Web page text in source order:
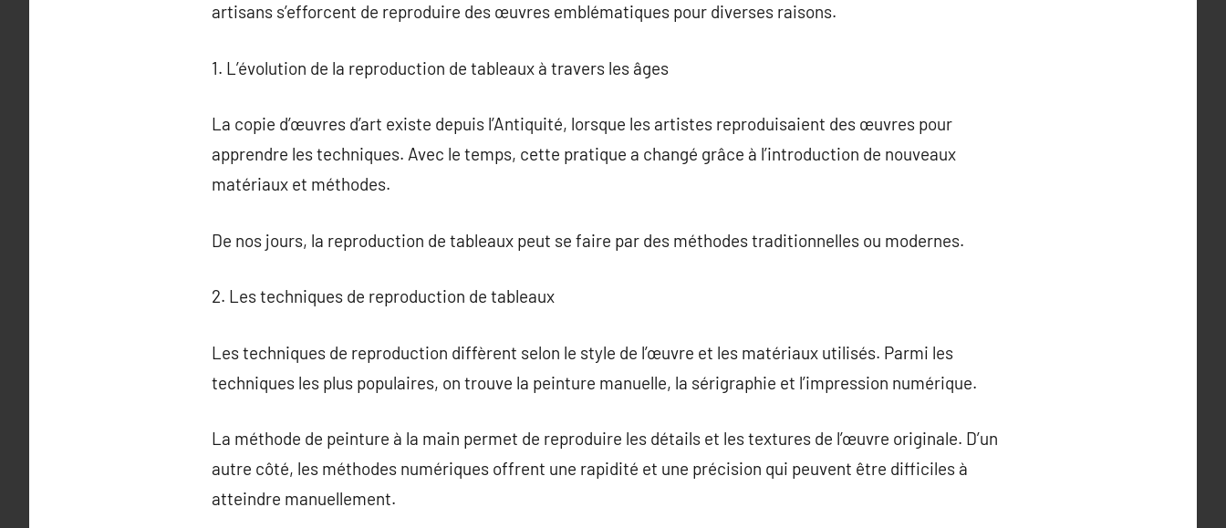
artisans s’efforcent de reproduire des œuvres emblématiques pour diverses raisons.
1. L’évolution de la reproduction de tableaux à travers les âges
La copie d’œuvres d’art existe depuis l’Antiquité, lorsque les artistes reproduisaient des œuvres pour
apprendre les techniques. Avec le temps, cette pratique a changé grâce à l’introduction de nouveaux
matériaux et méthodes.
De nos jours, la reproduction de tableaux peut se faire par des méthodes traditionnelles ou modernes.
2. Les techniques de reproduction de tableaux
Les techniques de reproduction diffèrent selon le style de l’œuvre et les matériaux utilisés. Parmi les
techniques les plus populaires, on trouve la peinture manuelle, la sérigraphie et l’impression numérique.
La méthode de peinture à la main permet de reproduire les détails et les textures de l’œuvre originale. D’un
autre côté, les méthodes numériques offrent une rapidité et une précision qui peuvent être difficiles à
atteindre manuellement.